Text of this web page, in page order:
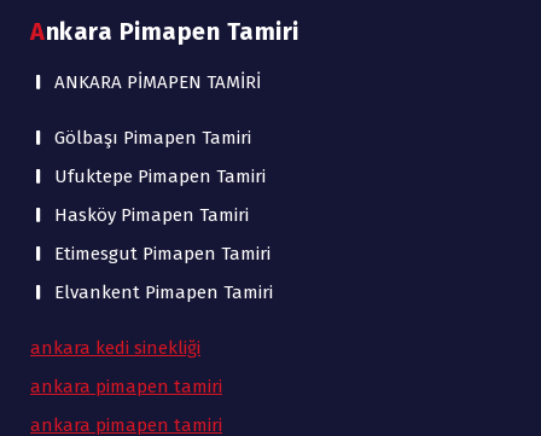
Ankara Pimapen Tamiri
ANKARA PİMAPEN TAMİRİ
Gölbaşı Pimapen Tamiri
Ufuktepe Pimapen Tamiri
Hasköy Pimapen Tamiri
Etimesgut Pimapen Tamiri
Elvankent Pimapen Tamiri
ankara kedi sinekliği
ankara pimapen tamiri
ankara pimapen tamiri